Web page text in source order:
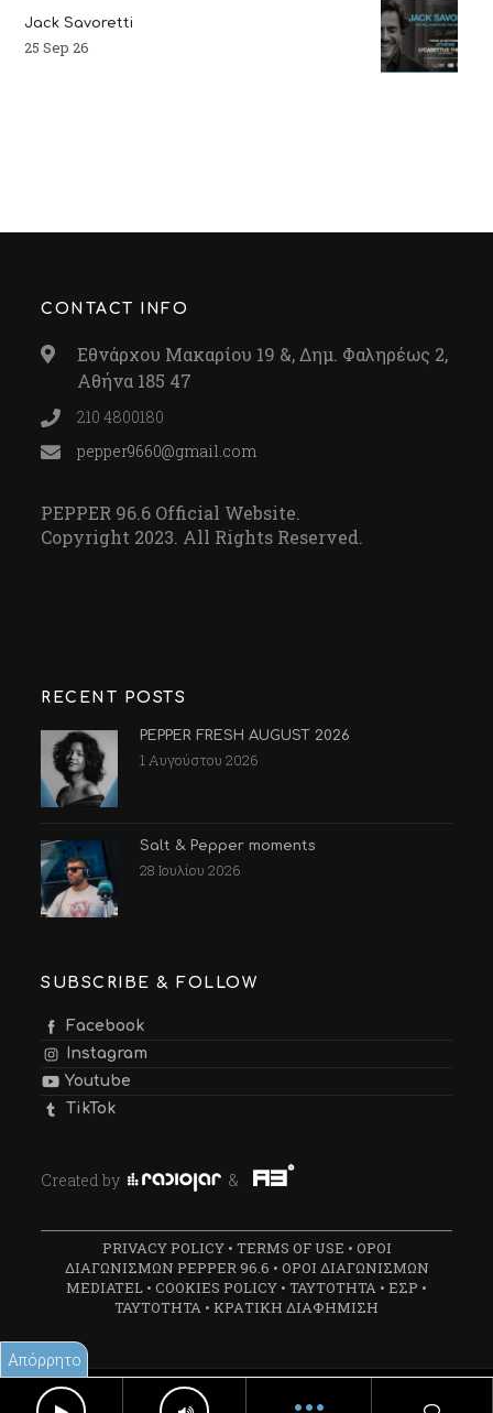
Jack Savoretti
25 Sep 26
CONTACT INFO
Εθνάρχου Μακαρίου 19 &, Δημ. Φαληρέως 2,
Αθήνα 185 47
210 4800180
pepper9660@gmail.com
PEPPER 96.6 Official Website.
Copyright 2023. All Rights Reserved.
Απόρρητο
RECENT POSTS
PEPPER FRESH AUGUST 2026
1 Αυγούστου 2026
Salt & Pepper moments
28 Ιουλίου 2026
SUBSCRIBE & FOLLOW
Facebook
Instagram
Youtube
TikTok
Created by &
PRIVACY POLICY• TERMS OF USE • ΟΡΟΙ
ΔΙΑΓΩΝΙΣΜΩΝ PEPPER 96.6 • ΟΡΟΙ ΔΙΑΓΩΝΙΣΜΩΝ
MEDIATEL • COOKIES POLICY • ΤΑΥΤΟΤΗΤΑ • ΕΣΡ •
ΤΑΥΤΟΤΗΤΑ • ΚΡΑΤΙΚΗ ΔΙΑΦΗΜΙΣΗ
Created by &A3